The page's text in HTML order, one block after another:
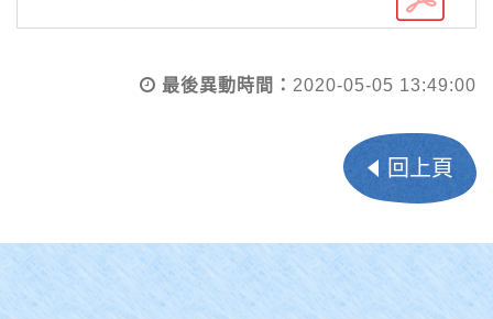
最後異動時間： 2020-05-05 13:49:00
回上頁